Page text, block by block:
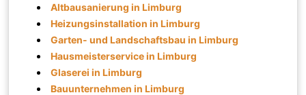
Altbausanierung in Limburg
Heizungsinstallation in Limburg
Garten- und Landschaftsbau in Limburg
Hausmeisterservice in Limburg
Glaserei in Limburg
Bauunternehmen in Limburg